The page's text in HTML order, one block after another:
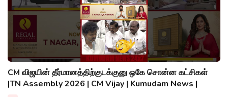
CM விஜயின் தீர்மானத்திற்குடக்குனு ஒகே சொன்ன கட்சிகள்
|TN Assembly 2026 | CM Vijay | Kumudam News |